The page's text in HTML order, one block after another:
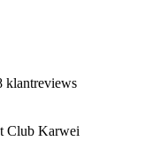
klantreviews
Club Karwei